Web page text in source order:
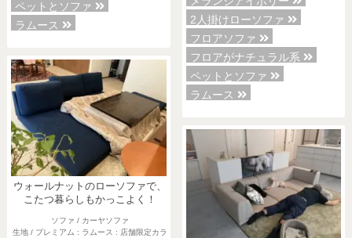
ペットとソファ
ラムース
ウォールナットのローソファで、
こたつ暮らしもかっこよく！
ソファ / カーヤソファ
生地 / プレミアム : ラムース : 店舗限定カラ
2人掛けローソファ
フロアソファ
フロアがナチュラル系
ペットとソファ
ラムース